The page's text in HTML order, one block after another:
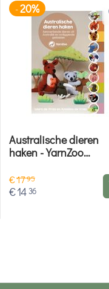
-20%
Australische dieren
haken - YarnZoo
€1795
€14 36